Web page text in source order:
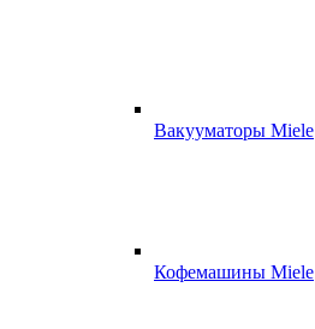
Вакууматоры Miele
Кофемашины Miele